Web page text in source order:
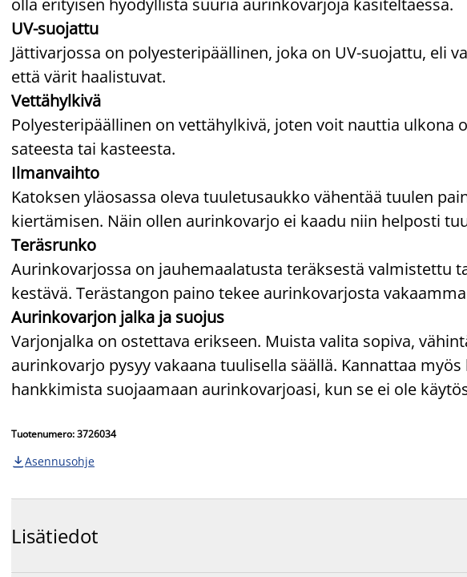
olla erityisen hyödyllistä suuria aurinkovarjoja käsiteltäessä.
UV-suojattu
Jättivarjossa on polyesteripäällinen, joka on UV-suojattu, eli
että värit haalistuvat.
Vettähylkivä
Polyesteripäällinen on vettähylkivä, joten voit nauttia ulkona
sateesta tai kasteesta.
Ilmanvaihto
Katoksen yläosassa oleva tuuletusaukko vähentää tuulen
kiertämisen. Näin ollen aurinkovarjo ei kaadu niin helposti
Teräsrunko
Aurinkovarjossa on jauhemaalatusta teräksestä valmistettu
kestävä. Terästangon paino tekee aurinkovarjosta
Aurinkovarjon jalka ja suojus
Varjonjalka on ostettava erikseen. Muista valita sopiva,
aurinkovarjo pysyy vakaana tuulisella säällä. Kannattaa
hankkimista suojaamaan aurinkovarjoasi, kun se ei ole
Tuotenumero: 3726034
 Asennusohje
Lisätiedot